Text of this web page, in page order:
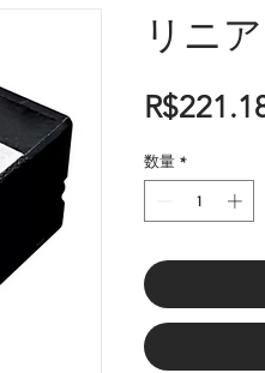
リニ
数量 *